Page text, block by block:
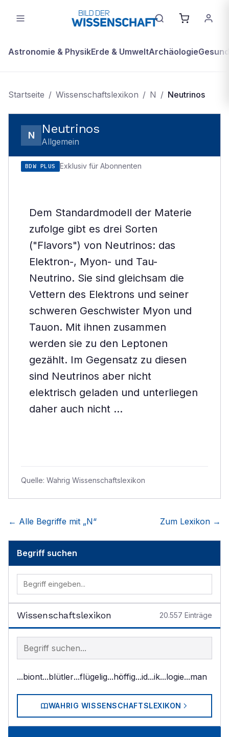
Astronomie & PhysikErde & UmweltArchäologie
Startseite / Wissenschaftslexikon / N / Neutrinos
N Neutrinos
Allgemein
BDW PLUS Exklusiv für Abonnenten
Dem Standardmodell der Materie
zufolge gibt es drei Sorten
("Flavors") von Neutrinos: das
Elektron-, Myon- und Tau-
Neutrino. Sie sind gleichsam die
Vettern des Elektrons und seiner
schweren Geschwister Myon und
Tauon. Mit ihnen zusammen
werden sie zu den Leptonen
gezählt. Im Gegensatz zu diesen
sind Neutrinos aber nicht
elektrisch geladen und unterliegen
daher auch nicht …
Quelle: Wahrig Wissenschaftslexikon
← Alle Begriffe mit „N“ Zum Lexikon →
Begriff suchen
Wissenschaftslexikon 20.557 Einträge
Begriff im Lexikon suchen
...biont...blütler...flügelig...höffig...id...ik...logie...man
WAHRIG WISSENSCHAFTSLEXIKON